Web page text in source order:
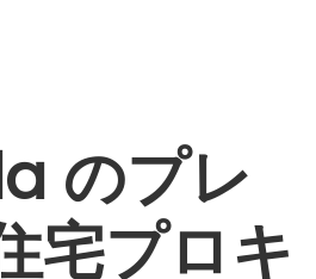
のプレ
宅プロキ